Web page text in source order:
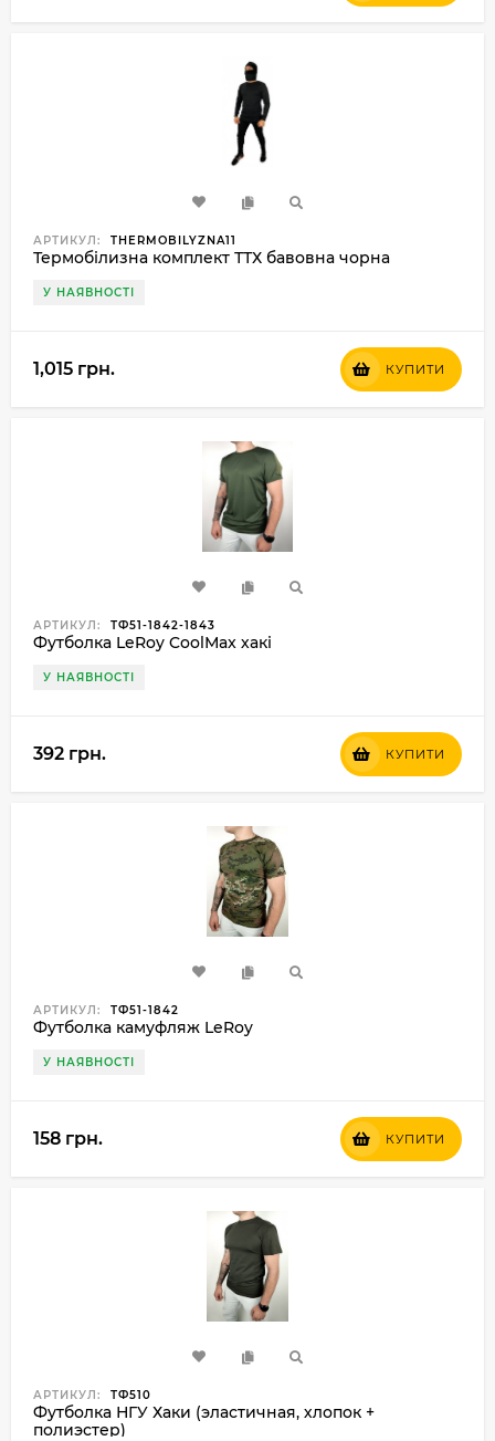
АРТИКУЛ: THERMOBILYZNA11
Термобілизна комплект ТТХ бавовна чорна
У НАЯВНОСТІ
1,015 грн. КУПИТИ
АРТИКУЛ: ТФ51-1842-1843
Футболка LeRoy CoolМax хакі
У НАЯВНОСТІ
392 грн. КУПИТИ
АРТИКУЛ: ТФ51-1842
Футболка камуфляж LeRoy
У НАЯВНОСТІ
158 грн. КУПИТИ
АРТИКУЛ: ТФ510
Футболка НГУ Хаки (эластичная, хлопок +
полиэстер)